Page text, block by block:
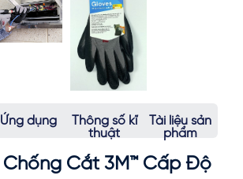
Ứng dụng
Thông số kĩ
thuật
Tài liệu sản
phẩm
Chống Cắt 3M™ Cấp Độ